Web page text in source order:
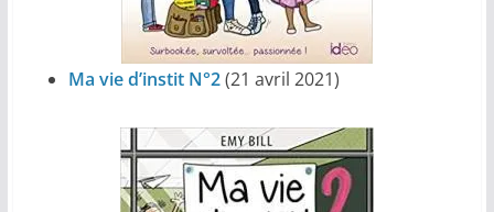
Ma vie d’instit N°2(21 avril 2021)